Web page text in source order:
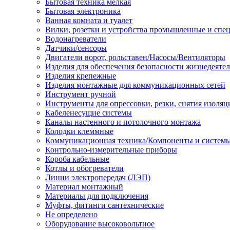
Бытовая техника мелкая
Бытовая электроника
Ванная комната и туалет
Вилки, розетки и устройства промышленные и
Водонагреватели
Датчики/сенсоры
Двигатели ворот, рольставен/Насосы/Вентиляторы
Изделия для обеспечения безопасности
Изделия крепежные
Изделия монтажные для коммуникационных сетей
Инструмент ручной
Инструменты для опрессовки, резки, снятия
Кабеленесущие системы
Каналы настенного и потолочного монтажа
Колодки клеммные
Коммуникационная техника/Компоненты и
Контрольно-измерительные приборы
Короба кабельные
Котлы и обогреватели
Линии электропередач (ЛЭП)
Материал монтажный
Материалы для подключения
Муфты, фитинги сантехнические
Не определено
Оборудование высоковольтное